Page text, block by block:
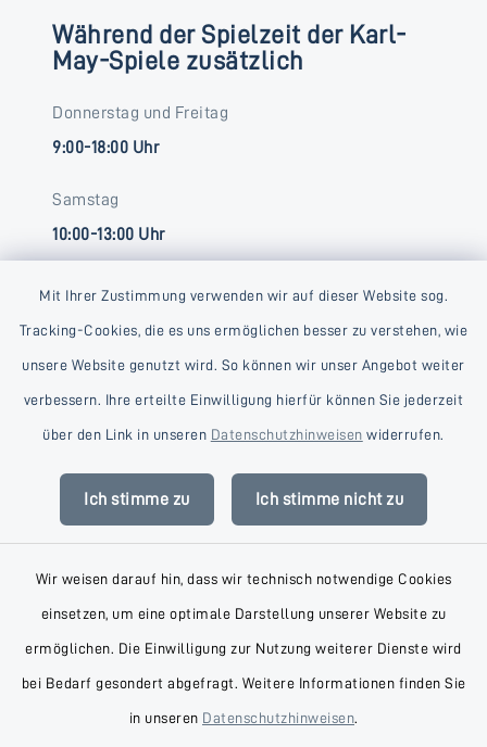
Mit Ihrer Zustimmung verwenden wir auf dieser Website sog.
Tracking-Cookies, die es uns ermöglichen besser zu verstehen, wie
unsere Website genutzt wird. So können wir unser Angebot weiter
verbessern. Ihre erteilte Einwilligung hierfür können Sie jederzeit
über den Link in unseren Datenschutzhinweisen widerrufen.
Ich stimme zu Ich stimme nicht zu
Wir weisen darauf hin, dass wir technisch notwendige Cookies
einsetzen, um eine optimale Darstellung unserer Website zu
ermöglichen. Die Einwilligung zur Nutzung weiterer Dienste wird
bei Bedarf gesondert abgefragt. Weitere Informationen finden Sie
in unseren Datenschutzhinweisen.
Während der Spielzeit der Karl-
May-Spiele zusätzlich
Donnerstag und Freitag
9:00-18:00 Uhr
Samstag
10:00-13:00 Uhr
Kontakt
Datenschutz
Impressum
Sitemap